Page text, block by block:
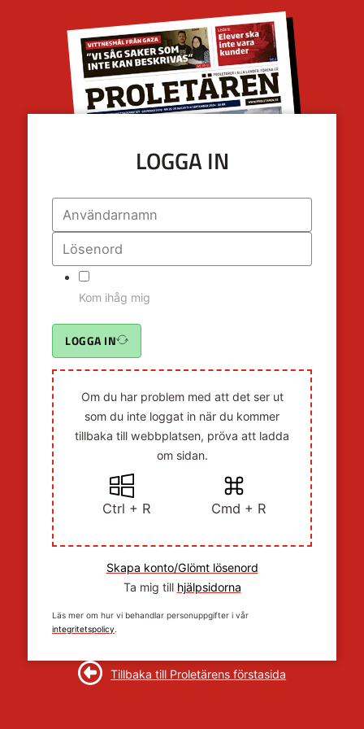
LOGGA IN
Kom ihåg mig
LOGGA IN
Om du har problem med att det ser ut
som du inte loggat in när du kommer
tillbaka till webbplatsen, pröva att ladda
om sidan.
Ctrl + R Cmd + R
Skapa konto/Glömt lösenord
Ta mig till hjälpsidorna
Läs mer om hur vi behandlar personuppgifter i vår
integritetspolicy.
Tillbaka till Proletärens förstasida